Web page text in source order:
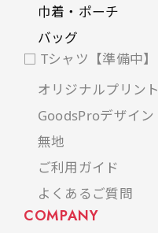
巾着・ポーチ
バッグ
□ Tシャツ【準備中】
オリジナルプリント
GoodsProデザイン
無地
ご利用ガイド
よくあるご質問
COMPANY